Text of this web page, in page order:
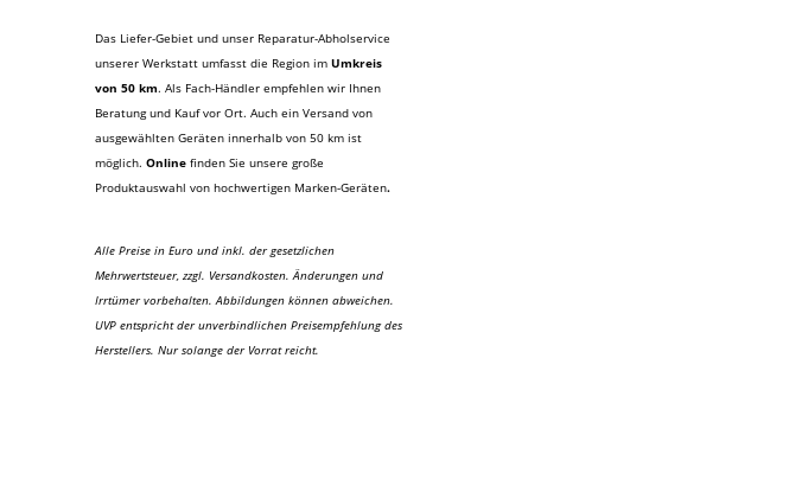
Das Liefer-Gebiet und unser Reparatur-Abholservice
unserer Werkstatt umfasst die Region im Umkreis
von 50 km. Als Fach-Händler empfehlen wir Ihnen
Beratung und Kauf vor Ort. Auch ein Versand von
ausgewählten Geräten innerhalb von 50 km ist
möglich. Online finden Sie unsere große
Produktauswahl von hochwertigen Marken-Geräten.
Alle Preise in Euro und inkl. der gesetzlichen
Mehrwertsteuer, zzgl. Versandkosten. Änderungen und
Irrtümer vorbehalten. Abbildungen können abweichen.
UVP entspricht der unverbindlichen Preisempfehlung des
Herstellers. Nur solange der Vorrat reicht.